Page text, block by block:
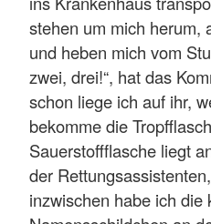
stehen um mich herum,
und heben mich vom
zwei, drei!“, hat das
schon liege ich auf ihr,
bekomme die
Sauerstoffflasche liegt
der
inzwischen habe ich die